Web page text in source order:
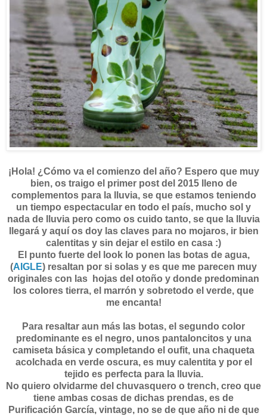
¡Hola! ¿Cómo va el comienzo del año? Espero que muy
bien, os traigo el primer post del 2015 lleno de
complementos para la lluvia, se que estamos teniendo
un tiempo espectacular en todo el país, mucho sol y
nada de lluvia pero como os cuido tanto, se que la lluvia
llegará y aquí os doy las claves para no mojaros, ir bien
calentitas y sin dejar el estilo en casa :)
El punto fuerte del look lo ponen las botas de agua,
(AIGLE) resaltan por si solas y es que me parecen muy
originales con las hojas del otoño y donde predominan
los colores tierra, el marrón y sobretodo el verde, que
me encanta!
Para resaltar aun más las botas, el segundo color
predominante es el negro, unos pantaloncitos y una
camiseta básica y completando el oufit, una chaqueta
acolchada en verde oscura, es muy calentita y por el
tejido es perfecta para la lluvia.
No quiero olvidarme del chuvasquero o trench, creo que
tiene ambas cosas de dichas prendas, es de
Purificación García, vintage, no se de que año ni de que